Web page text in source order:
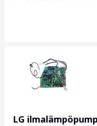
LG